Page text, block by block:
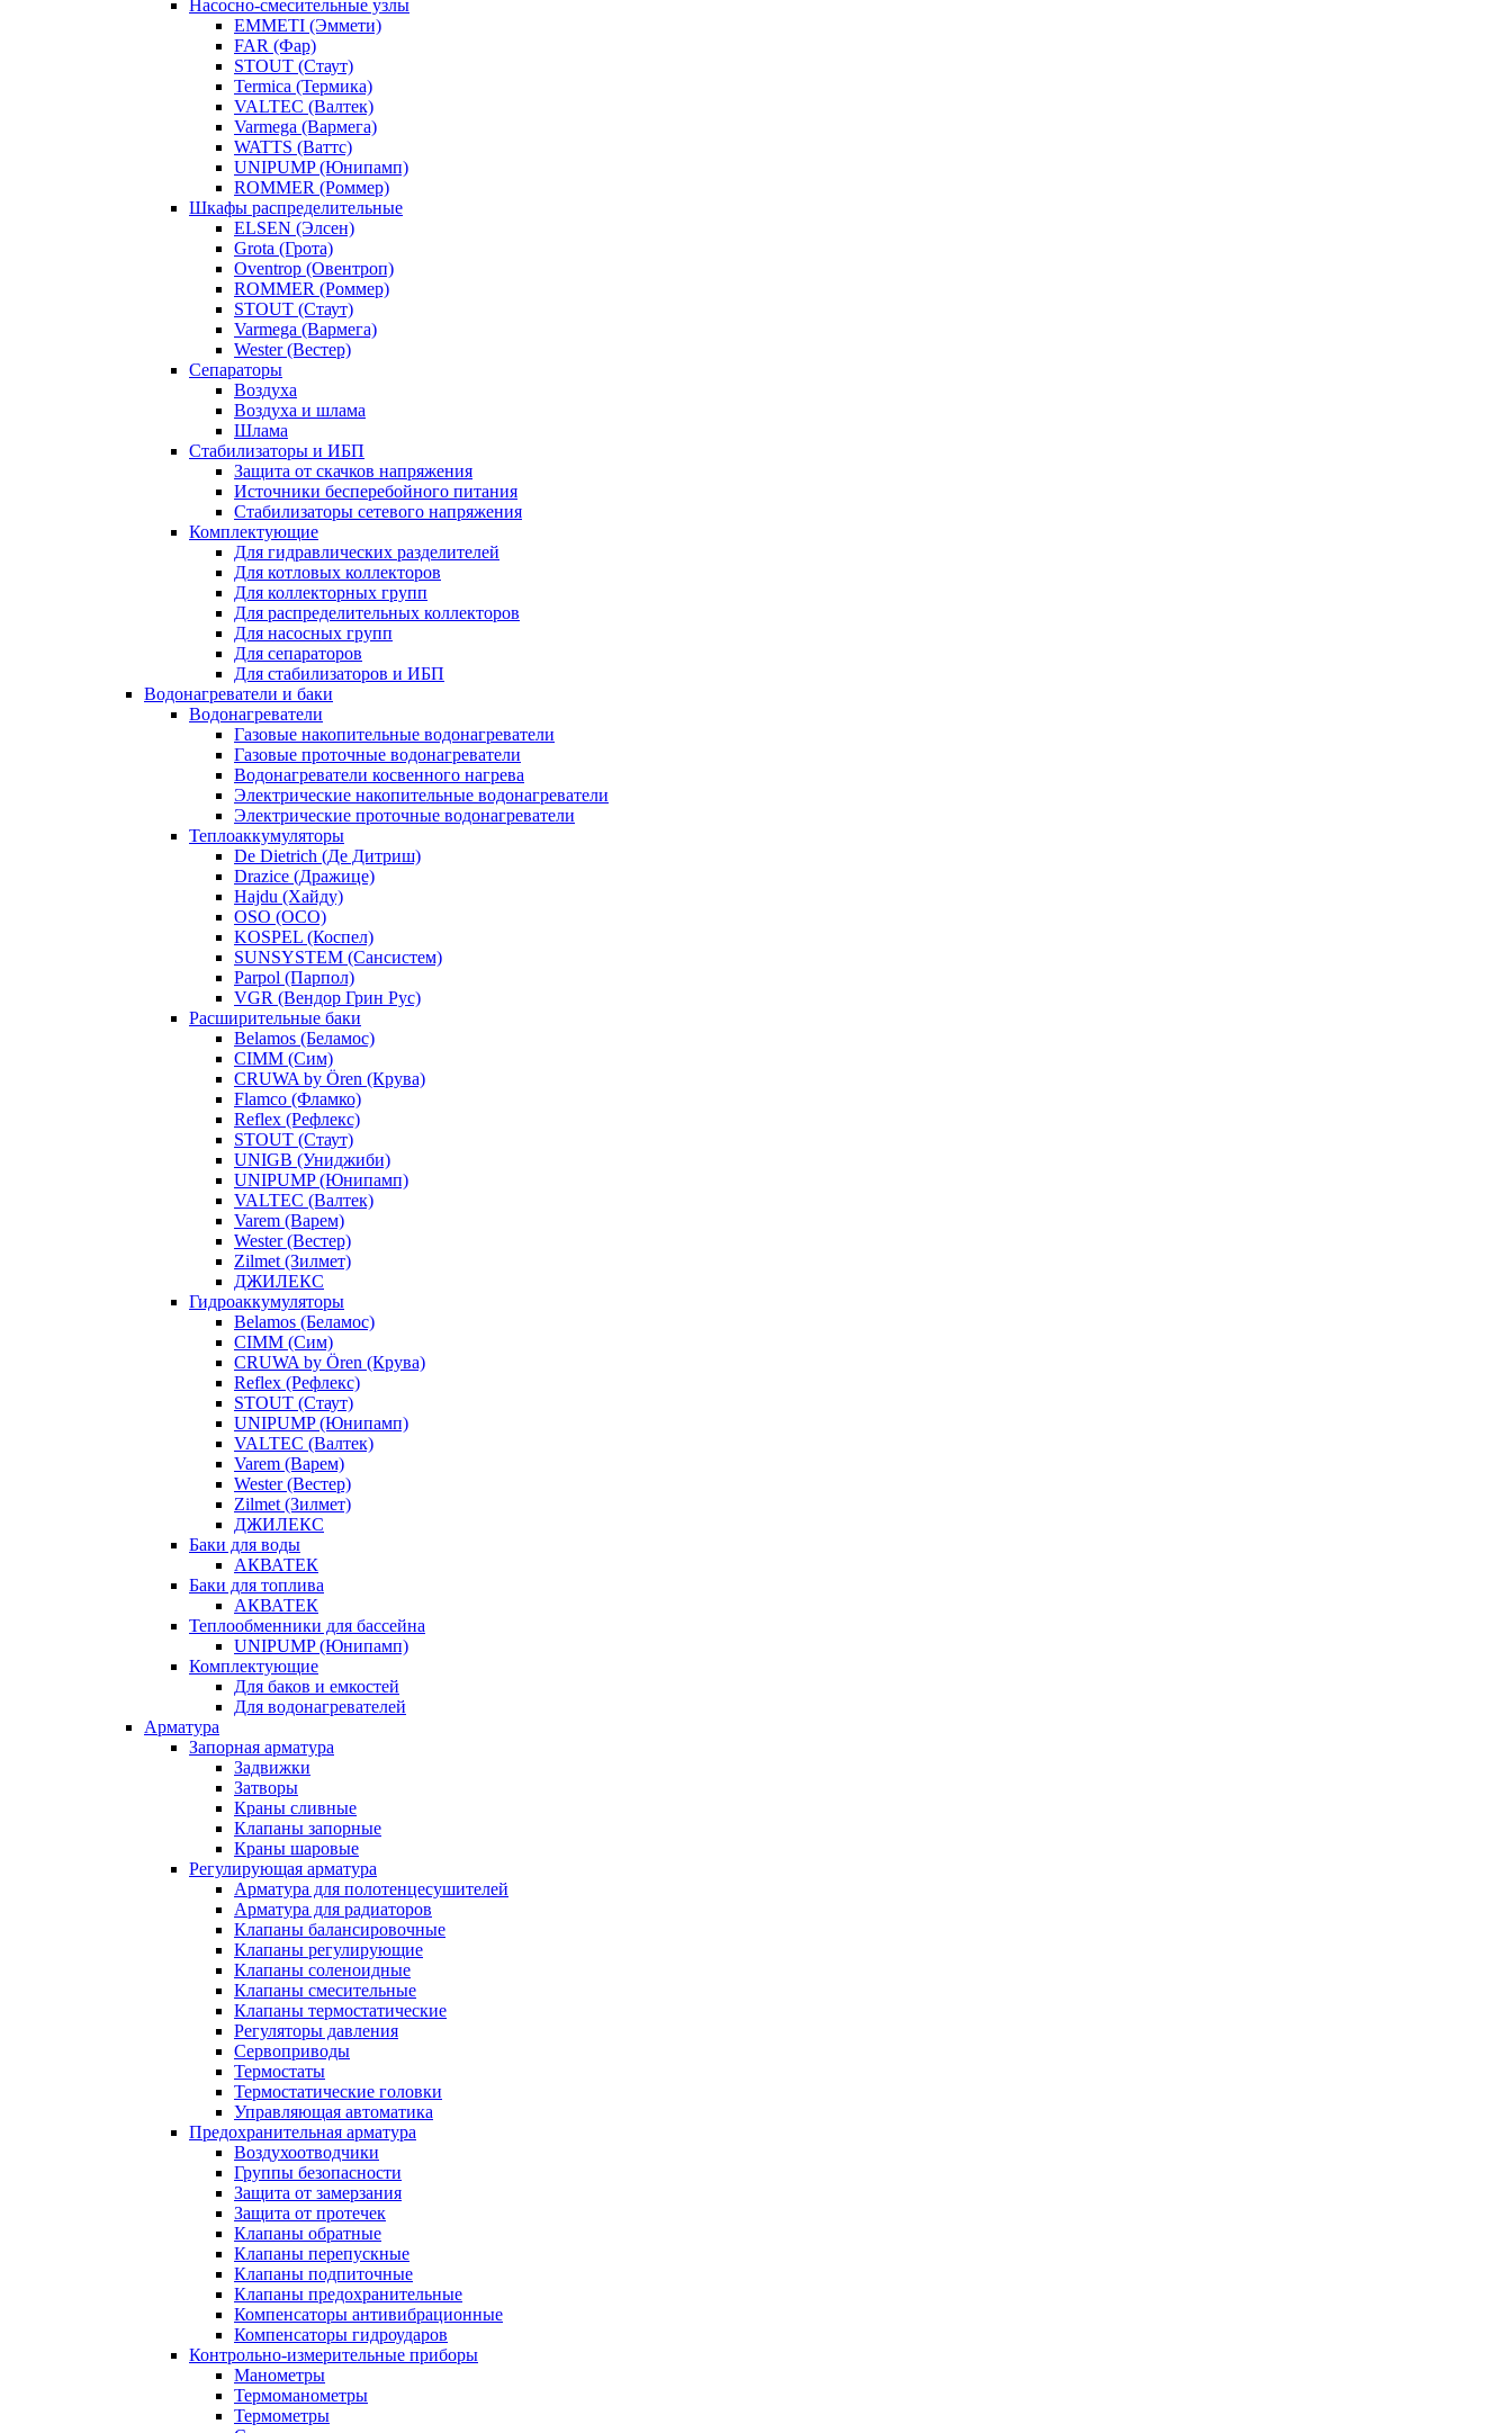
Насосно-смесительные узлы
EMMETI (Эммети)
FAR (Фар)
STOUT (Стаут)
Termica (Термика)
VALTEC (Валтек)
Varmega (Вармега)
WATTS (Ваттс)
UNIPUMP (Юнипамп)
ROMMER (Роммер)
Шкафы распределительные
ELSEN (Элсен)
Grota (Грота)
Oventrop (Овентроп)
ROMMER (Роммер)
STOUT (Стаут)
Varmega (Вармега)
Wester (Вестер)
Сепараторы
Воздуха
Воздуха и шлама
Шлама
Стабилизаторы и ИБП
Защита от скачков напряжения
Источники бесперебойного питания
Стабилизаторы сетевого напряжения
Комплектующие
Для гидравлических разделителей
Для котловых коллекторов
Для коллекторных групп
Для распределительных коллекторов
Для насосных групп
Для сепараторов
Для стабилизаторов и ИБП
Водонагреватели и баки
Водонагреватели
Газовые накопительные водонагреватели
Газовые проточные водонагреватели
Водонагреватели косвенного нагрева
Электрические накопительные водонагреватели
Электрические проточные водонагреватели
Теплоаккумуляторы
De Dietrich (Де Дитриш)
Drazice (Дражице)
Hajdu (Хайду)
OSO (ОСО)
KOSPEL (Коспел)
SUNSYSTEM (Сансистем)
Parpol (Парпол)
VGR (Вендор Грин Рус)
Расширительные баки
Belamos (Беламос)
CIMM (Сим)
CRUWA by Ören (Крува)
Flamco (Фламко)
Reflex (Рефлекс)
STOUT (Стаут)
UNIGB (Униджиби)
UNIPUMP (Юнипамп)
VALTEC (Валтек)
Varem (Варем)
Wester (Вестер)
Zilmet (Зилмет)
ДЖИЛЕКС
Гидроаккумуляторы
Belamos (Беламос)
CIMM (Сим)
CRUWA by Ören (Крува)
Reflex (Рефлекс)
STOUT (Стаут)
UNIPUMP (Юнипамп)
VALTEC (Валтек)
Varem (Варем)
Wester (Вестер)
Zilmet (Зилмет)
ДЖИЛЕКС
Баки для воды
АКВАТЕК
Баки для топлива
АКВАТЕК
Теплообменники для бассейна
UNIPUMP (Юнипамп)
Комплектующие
Для баков и емкостей
Для водонагревателей
Арматура
Запорная арматура
Задвижки
Затворы
Краны сливные
Клапаны запорные
Краны шаровые
Регулирующая арматура
Арматура для полотенцесушителей
Арматура для радиаторов
Клапаны балансировочные
Клапаны регулирующие
Клапаны соленоидные
Клапаны смесительные
Клапаны термостатические
Регуляторы давления
Сервоприводы
Термостаты
Термостатические головки
Управляющая автоматика
Предохранительная арматура
Воздухоотводчики
Группы безопасности
Защита от замерзания
Защита от протечек
Клапаны обратные
Клапаны перепускные
Клапаны подпиточные
Клапаны предохранительные
Компенсаторы антивибрационные
Компенсаторы гидроударов
Контрольно-измерительные приборы
Манометры
Термоманометры
Термометры